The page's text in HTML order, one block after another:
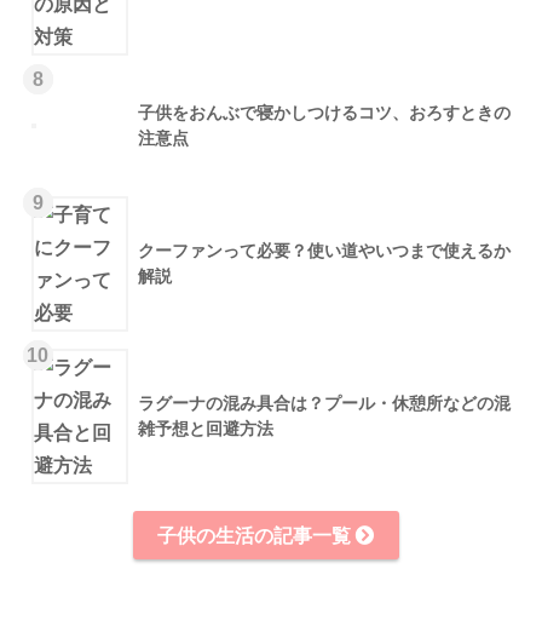
8
子供をおんぶで寝かしつけるコツ、おろすときの
注意点
9
クーファンって必要？使い道やいつまで使えるか
解説
10
ラグーナの混み具合は？プール・休憩所などの混
雑予想と回避方法
子供の生活の記事一覧